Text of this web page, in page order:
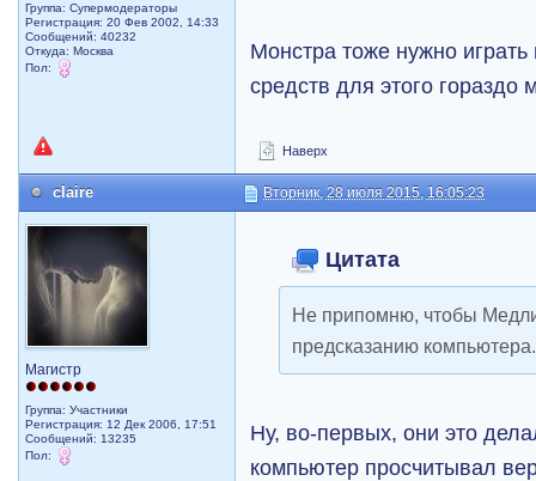
Группа: Супермодераторы
Регистрация: 20 Фев 2002, 14:33
Сообщений: 40232
Откуда: Москва
Пол:
Монстра тоже нужно играть
средств для этого гораздо
Наверх
claire Вторник, 28 июля 2015, 16:05:23
Магистр
Группа: Участники
Регистрация: 12 Дек 2006, 17:51
Сообщений: 13235
Пол:
Цитата
Не припомню, чтобы
предсказанию компьютера.
Ну, во-первых, они это
компьютер просчитывал